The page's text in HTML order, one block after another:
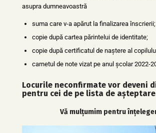
asupra dumneavoastră
suma care v-a apărut la finalizarea înscrierii;
copie după cartea părintelui de identitate;
copie după certificatul de naștere al
carnetul de note vizat pe anul școlar 2022-
Locurile neconfirmate vor deveni
pentru cei de pe lista de
Vă mulțumim pentru